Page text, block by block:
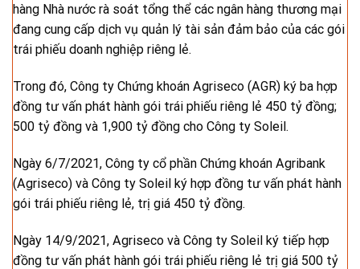
hàng Nhà nước rà soát tổng thể các ngân hàng thương mại
đang cung cấp dịch vụ quản lý tài sản đảm bảo của các gói
trái phiếu doanh nghiệp riêng lẻ.
Trong đó, Công ty Chứng khoán Agriseco (AGR) ký ba hợp
đồng tư vấn phát hành gói trái phiếu riêng lẻ 450 tỷ đồng;
500 tỷ đồng và 1,900 tỷ đồng cho Công ty Soleil.
Ngày 6/7/2021, Công ty cổ phần Chứng khoán Agribank
(Agriseco) và Công ty Soleil ký hợp đồng tư vấn phát hành
gói trái phiếu riêng lẻ, trị giá 450 tỷ đồng.
Ngày 14/9/2021, Agriseco và Công ty Soleil ký tiếp hợp
đồng tư vấn phát hành gói trái phiếu riêng lẻ trị giá 500 tỷ